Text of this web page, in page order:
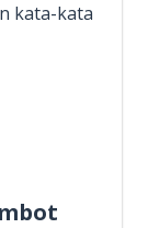
kata-kata